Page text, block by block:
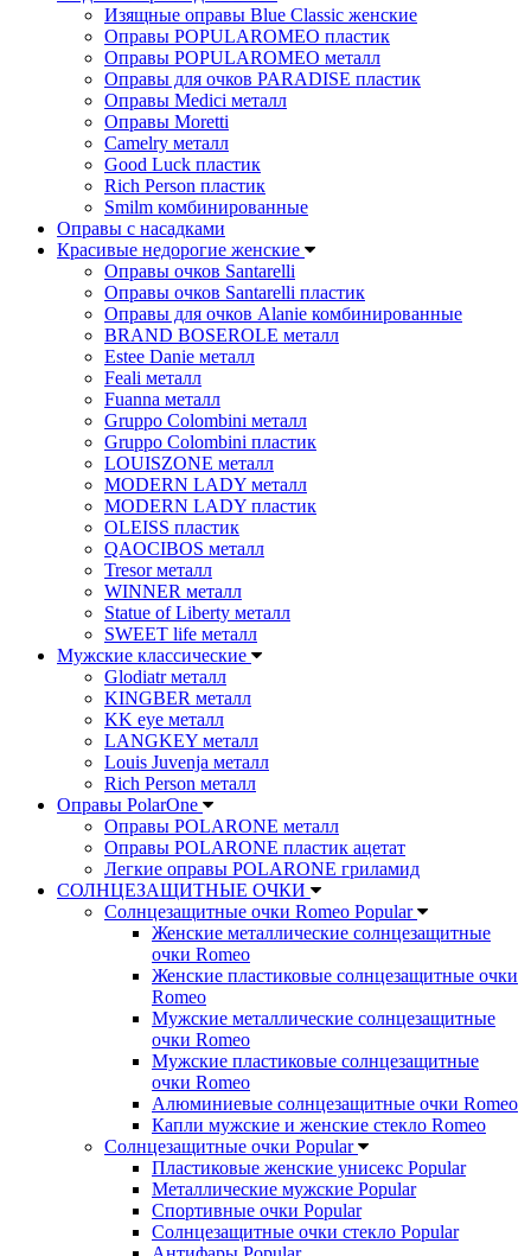
Изящные оправы Blue Classic женские
Оправы POPULAROMEO пластик
Оправы POPULAROMEO металл
Оправы для очков PARADISE пластик
Оправы Medici металл
Оправы Moretti
Camelry металл
Good Luck пластик
Rich Person пластик
Smilm комбинированные
Оправы с насадками
Красивые недорогие женские
Оправы очков Santarelli
Оправы очков Santarelli пластик
Оправы для очков Alanie комбинированные
BRAND BOSEROLE металл
Estee Danie металл
Feali металл
Fuanna металл
Gruppo Colombini металл
Gruppo Colombini пластик
LOUISZONE металл
MODERN LADY металл
MODERN LADY пластик
OLEISS пластик
QAOCIBOS металл
Tresor металл
WINNER металл
Statue of Liberty металл
SWEET life металл
Мужские классические
Glodiatr металл
KINGBER металл
KK eye металл
LANGKEY металл
Louis Juvenja металл
Rich Person металл
Оправы PolarOne
Оправы POLARONE металл
Оправы POLARONE пластик ацетат
Легкие оправы POLARONE гриламид
СОЛНЦЕЗАЩИТНЫЕ ОЧКИ
Солнцезащитные очки Romeo Popular
Женские металлические солнцезащитные
очки Romeo
Женские пластиковые солнцезащитные очки
Romeo
Мужские металлические солнцезащитные
очки Romeo
Мужские пластиковые солнцезащитные
очки Romeo
Алюминиевые солнцезащитные очки Romeo
Капли мужские и женские стекло Romeo
Солнцезащитные очки Popular
Пластиковые женские унисекс Popular
Металлические мужские Popular
Спортивные очки Popular
Солнцезащитные очки стекло Popular